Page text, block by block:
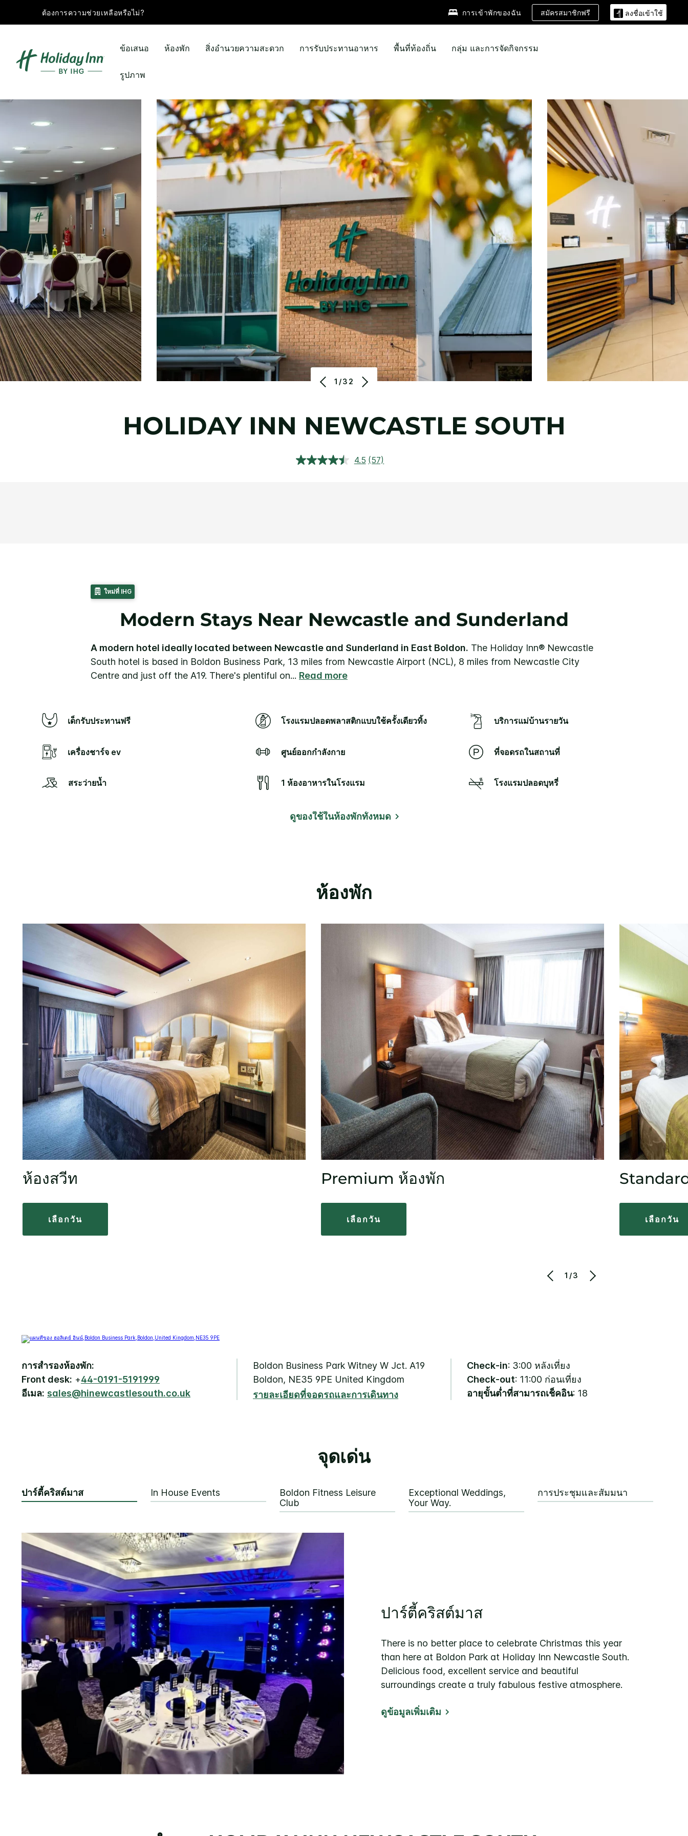
ต้องการความช่วยเหลือหรือไม่? การเข้าพักของฉัน สมัครสมาชิกฟรี ลงชื่อเข้าใช้
ข้อเสนอ ห้องพัก สิ่งอำนวยความสะดวก การรับประทานอาหาร พื้นที่ท้องถิ่น กลุ่ม และการจัดกิจกรรม
รูปภาพ
1/32
HOLIDAY INN NEWCASTLE SOUTH
4.5 อ่าน
(57)
ใหม่ที่ IHG
Modern Stays Near Newcastle and Sunderland
A modern hotel ideally located between Newcastle and Sunderland in East Boldon. The Holiday Inn® Newcastle
South hotel is based in Boldon Business Park, 13 miles from Newcastle Airport (NCL), 8 miles from Newcastle City
Centre and just off the A19. There's plentiful on... Read more
เด็กรับประทานฟรี โรงแรมปลอดพลาสติกแบบใช้ครั้งเดียวทิ้ง บริการแม่บ้านรายวัน
เครื่องชาร์จ ev ศูนย์ออกกำลังกาย ที่จอดรถในสถานที่
สระว่ายน้ำ 1 ห้องอาหารในโรงแรม โรงแรมปลอดบุหรี่
ดูของใช้ในห้องพักทั้งหมด
ห้องพัก
ห้องสวีท
เลือกวัน
Premium ห้องพัก
เลือกวัน เลือกวัน
1/3
การสำรองห้องพัก:
Front desk: +44-0191-5191999
อีเมล: sales@hinewcastlesouth.co.uk
Boldon Business Park Witney W Jct. A19
Boldon, NE35 9PE United Kingdom
รายละเอียดที่จอดรถและการเดินทาง
Check-in: 3:00 หลังเที่ยง
Check-out: 11:00 ก่อนเที่ยง
อายุขั้นต่ำที่สามารถเช็คอิน: 18
จุดเด่น
ปาร์ตี้คริสต์มาส In House Events
Boldon Fitness Leisure
Club
Exceptional Weddings,
Your Way.
การประชุมและสัมมนา
ปาร์ตี้คริสต์มาส
There is no better place to celebrate Christmas this year
than here at Boldon Park at Holiday Inn Newcastle South.
Delicious food, excellent service and beautiful
surroundings create a truly fabulous festive atmosphere.
ดูข้อมูลเพิ่มเติม